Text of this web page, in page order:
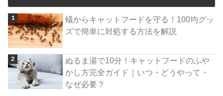
蟻からキャットフードを守る！100均グッ
ズで簡単に対処する方法を解説
ぬるま湯で10分！キャットフードのふや
かし方完全ガイド｜いつ・どうやって・
なぜ必要？